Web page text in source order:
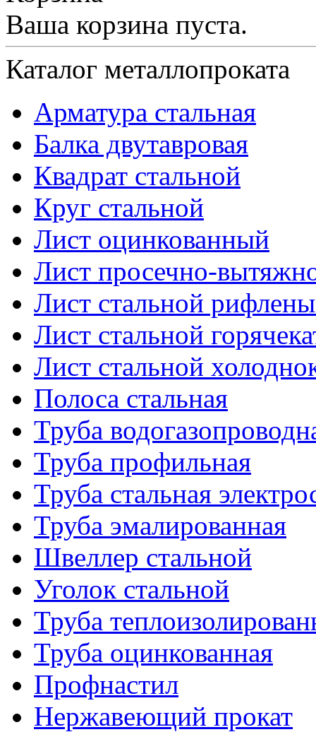
Ваша корзина пуста.
Каталог металлопроката
Арматура стальная
Балка двутавровая
Квадрат стальной
Круг стальной
Лист оцинкованный
Лист просечно-
Лист стальной
Лист стальной
Лист стальной
Полоса стальная
Труба
Труба профильная
Труба стальная
Труба эмалированная
Швеллер стальной
Уголок стальной
Труба
Труба оцинкованная
Профнастил
Нержавеющий прокат